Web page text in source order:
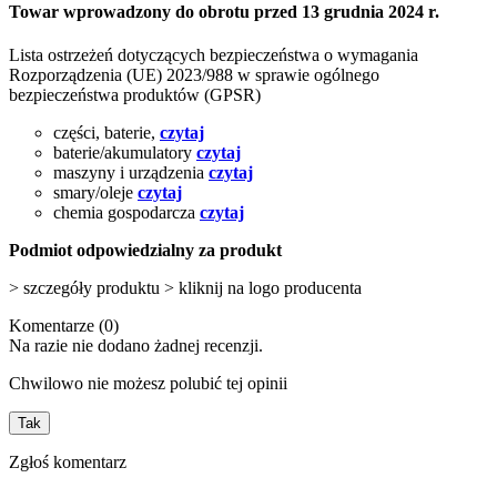
Towar wprowadzony do obrotu przed 13 grudnia 2024 r.
Lista ostrzeżeń dotyczących bezpieczeństwa o wymagania
Rozporządzenia (UE) 2023/988 w sprawie ogólnego
bezpieczeństwa produktów (GPSR)
części, baterie, czytaj
baterie/akumulatory czytaj
maszyny i urządzenia czytaj
smary/oleje czytaj
chemia gospodarcza czytaj
Podmiot odpowiedzialny za produkt
> szczegóły produktu > kliknij na logo producenta
Komentarze (0)
Na razie nie dodano żadnej recenzji.
Chwilowo nie możesz polubić tej opinii
Tak
Zgłoś komentarz